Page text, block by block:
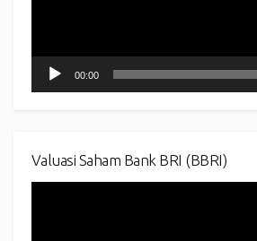
00:00
Valuasi Saham Bank BRI (BBRI)